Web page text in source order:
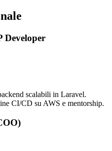
Developer
scalabili in Laravel.
CI/CD su AWS e mentorship.